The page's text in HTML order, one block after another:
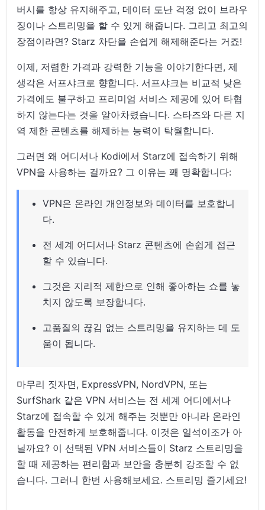
버시를 항상 유지해주고, 데이터 도난 걱정 없이 브라우
징이나 스트리밍을 할 수 있게 해줍니다. 그리고 최고의
장점이라면? Starz 차단을 손쉽게 해제해준다는 거죠!
이제, 저렴한 가격과 강력한 기능을 이야기한다면, 제
생각은 서프샤크로 향합니다. 서프샤크는 비교적 낮은
가격에도 불구하고 프리미엄 서비스 제공에 있어 타협
하지 않는다는 것을 알아차렸습니다. 스타즈와 다른 지
역 제한 콘텐츠를 해제하는 능력이 탁월합니다.
그러면 왜 어디서나 Kodi에서 Starz에 접속하기 위해
VPN을 사용하는 걸까요? 그 이유는 꽤 명확합니다:
VPN은 온라인 개인정보와 데이터를 보호합니
다.
전 세계 어디서나 Starz 콘텐츠에 손쉽게 접근
할 수 있습니다.
그것은 지리적 제한으로 인해 좋아하는 쇼를 놓
치지 않도록 보장합니다.
고품질의 끊김 없는 스트리밍을 유지하는 데 도
움이 됩니다.
마무리 짓자면, ExpressVPN, NordVPN, 또는
SurfShark 같은 VPN 서비스는 전 세계 어디에서나
Starz에 접속할 수 있게 해주는 것뿐만 아니라 온라인
활동을 안전하게 보호해줍니다. 이것은 일석이조가 아
닐까요? 이 선택된 VPN 서비스들이 Starz 스트리밍을
할 때 제공하는 편리함과 보안을 충분히 강조할 수 없
습니다. 그러니 한번 사용해보세요. 스트리밍 즐기세요!